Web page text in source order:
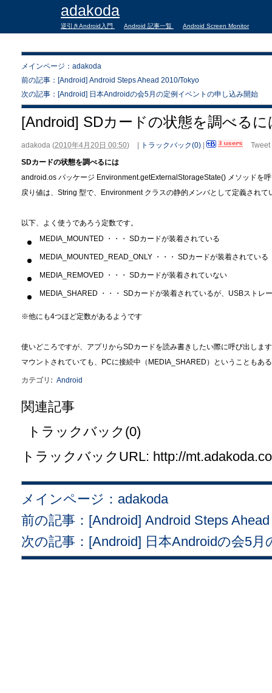
adakoda
逆引きAndroid入門 Android 記事一覧 Android Screen Monitor
メインページ：adakoda
前の記事：[Android] Android Steps Ahead 2010/Tokyo
次の記事：[Android] 日本Androidの会5月の定例イベントの申し込み開始
[Android] SDカードの状態を調べるに
adakoda (2010年4月20日 00:50) トラックバック(0)
Tweet
SDカードの状態を調べるには
android.os パッケージ Environment.getExternalStorageState() メソッドを
戻り値は、String 型で、Environment クラスの静的メンバとして定義されて
以下、よく使うであろう定数です。
MEDIA_MOUNTED ・・・ SDカードが装着されている
MEDIA_MOUNTED_READ_ONLY ・・・ SDカードが装着されてい
MEDIA_REMOVED ・・・ SDカードが装着されていない
MEDIA_SHARED ・・・ SDカードが装着されているが、USBストレ
※他にも4つほど定数があるようです
使いどころですが、アプリからSDカードを読み書きしたい際に呼び出しま
マウントされていても、PCに接続中（MEDIA_SHARED）ということもあ
カテゴリ : Android
関連記事
トラックバック(0)
トラックバックURL: http://
メインページ：adakoda
前の記事：[Android] Android Steps
次の記事：[Android] 日本Androidの会5